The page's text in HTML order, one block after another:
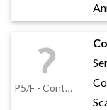
P5/F - Contatti striscianti